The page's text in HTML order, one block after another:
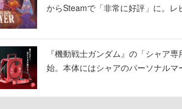
からSteamで「非常に好評」に。
『機動戦士ガンダム』の「シャア
始。本体にはシャアのパーソナル